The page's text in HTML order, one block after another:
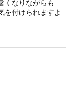
くなりながらも
付けられますよ